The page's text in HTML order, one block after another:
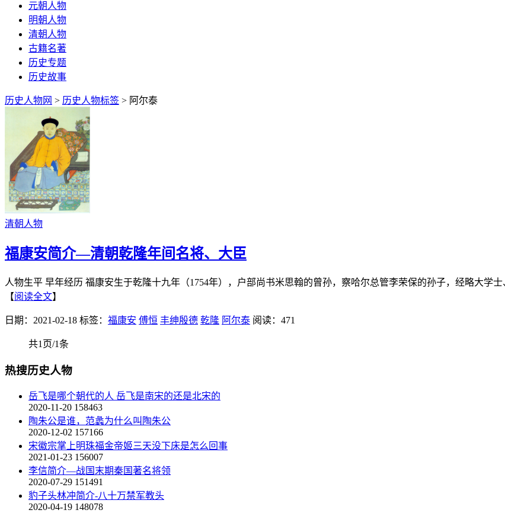
元朝人物
明朝人物
清朝人物
古籍名著
历史专题
历史故事
历史人物网 > 历史人物标签 > 阿尔泰
清朝人物
福康安简介—清朝乾隆年间名将、大臣
人物生平 早年经历 福康安生于乾隆十九年（1754年），户部尚书米思翰的曾孙，察哈尔总管李荣保的孙子，经略大学
【阅读全文】
日期：2021-02-18 标签： 福康安 傅恒 丰绅殷德 乾隆 阿尔泰 阅读：471
共1页/1条
热搜历史人物
岳飞是哪个朝代的人 岳飞是南宋的还是北宋的
2020-11-20 158463
陶朱公是谁，范蠡为什么叫陶朱公
2020-12-02 157166
宋徽宗掌上明珠福金帝姬三天没下床是怎么回事
2021-01-23 156007
李信简介—战国末期秦国著名将领
2020-07-29 151491
豹子头林冲简介-八十万禁军教头
2020-04-19 148078